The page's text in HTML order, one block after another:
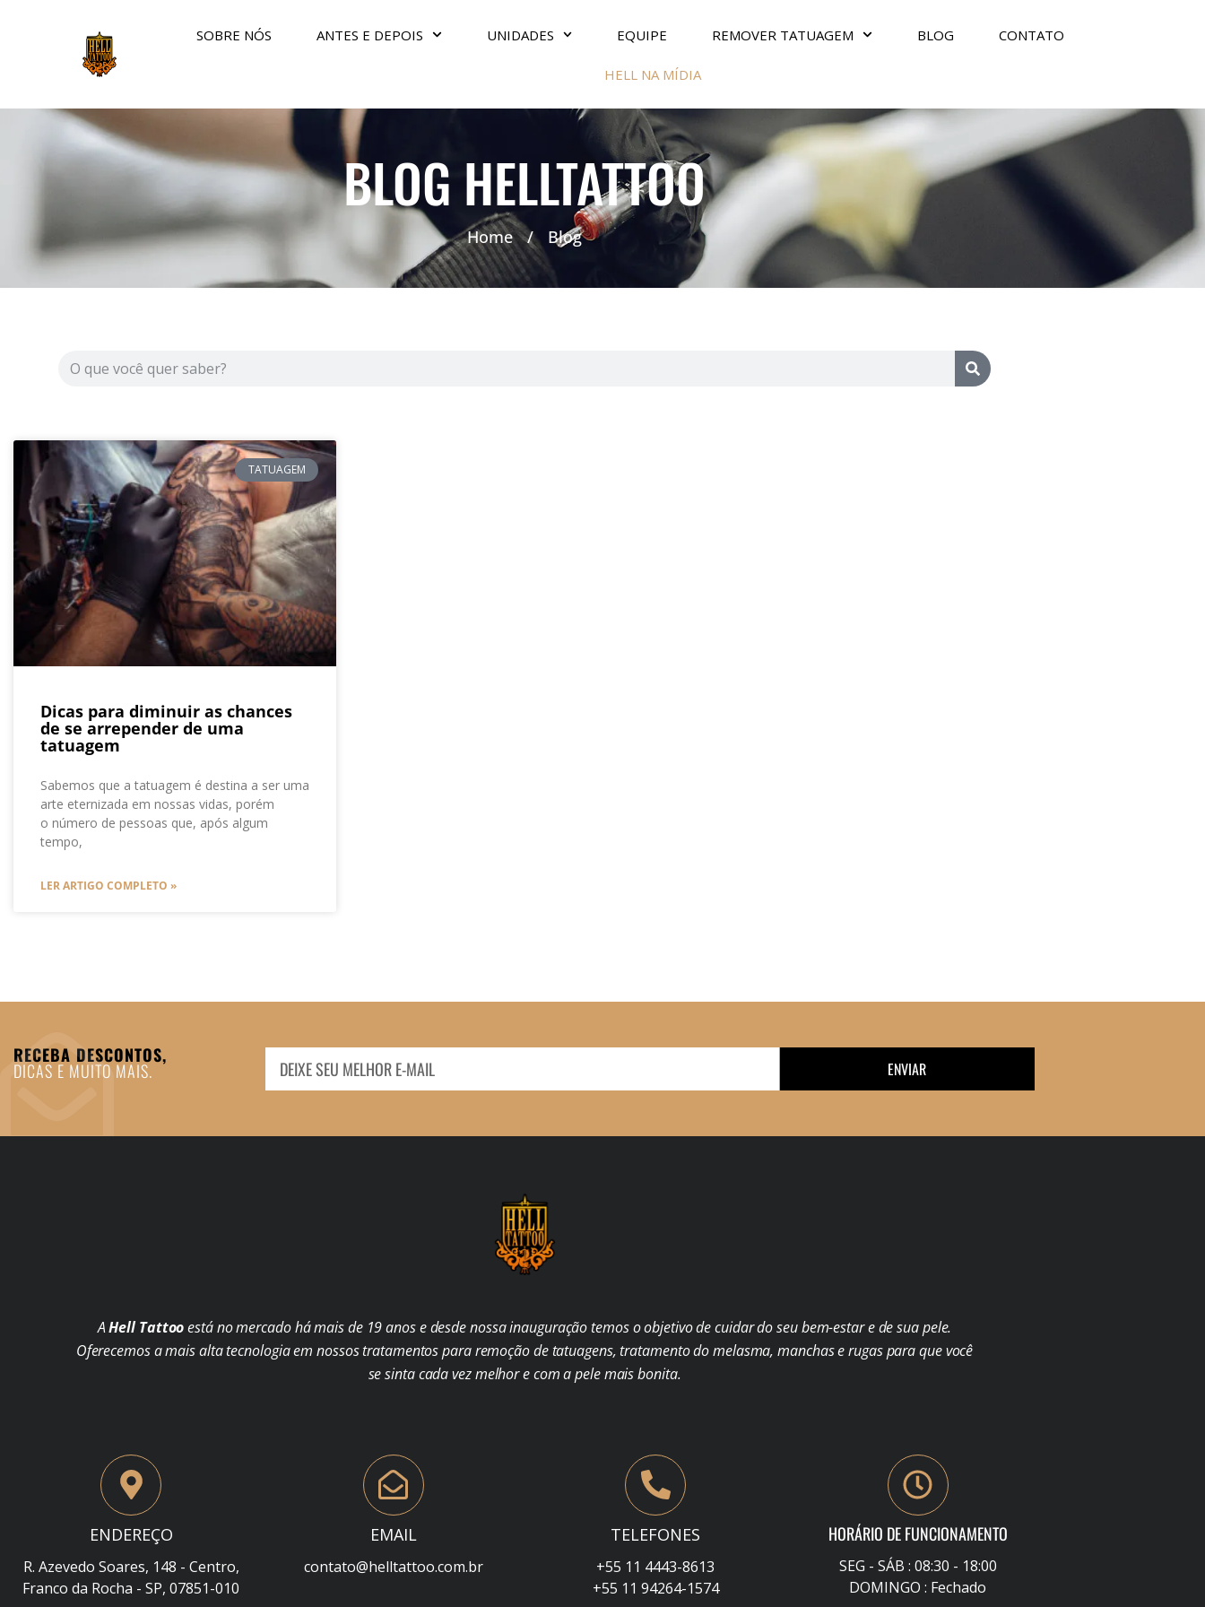
SOBRE NÓS ANTES E DEPOIS UNIDADES EQUIPE REMOVER TATUAGEM BLOG CONTATO
HELL NA MÍDIA
BLOG HELLTATTOO
Home / Blog
TATUAGEM
Dicas para diminuir as chances
de se arrepender de uma
tatuagem
Sabemos que a tatuagem é destina a ser uma
arte eternizada em nossas vidas, porém
o número de pessoas que, após algum
tempo,
LER ARTIGO COMPLETO »
RECEBA DESCONTOS,
DICAS E MUITO MAIS. ENVIAR
AHell Tattooestá no mercado há mais de 19 anos e desde nossa inauguração temos o objetivo de cuidar do seu bem-estar e de sua pele.
Oferecemos a mais alta tecnologia em nossos tratamentos para remoção de tatuagens, tratamento do melasma, manchas e rugas para que você
se sinta cada vez melhor e com a pele mais bonita.
ENDEREÇO
R. Azevedo Soares, 148 - Centro,
Franco da Rocha - SP, 07851-010
EMAIL
contato@helltattoo.com.br
TELEFONES
+55 11 4443-8613
+55 11 94264-1574
HORÁRIO DE FUNCIONAMENTO
SEG - SÁB : 08:30 - 18:00
DOMINGO : Fechado